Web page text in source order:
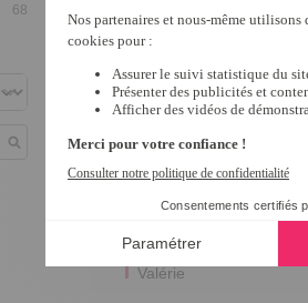
68 4/5
Avis vérifié
pas encore écouté
Avis du15/02/2022 , suite à une
Utile Signaler
Bonjour Madame,
N'hésitez pas nous
Bien à vous,
Valérie